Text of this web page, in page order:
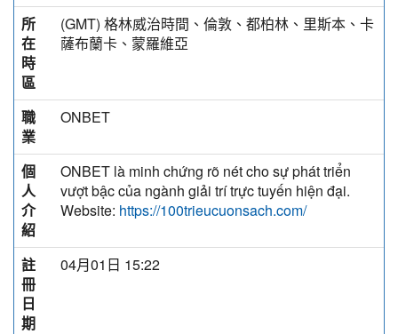
所
在
時
區
(GMT) 格林威治時間、倫敦、都柏林、里斯本、卡
薩布蘭卡、蒙羅維亞
職
業
ONBET
個
人
介
紹
ONBET là minh chứng rõ nét cho sự phát triển
vượt bậc của ngành giải trí trực tuyến hiện đại.
Website: https://100trieucuonsach.com/
註
冊
日
期
04月01日 15:22